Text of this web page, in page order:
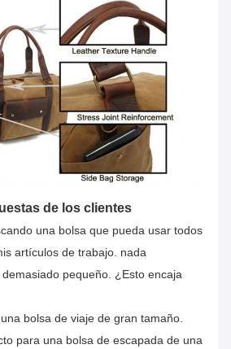
de los clientes
una bolsa que pueda usar todos
artículos de trabajo. nada
pequeño. ¿Esto encaja
bolsa de viaje de gran tamaño.
para una bolsa de escapada de una